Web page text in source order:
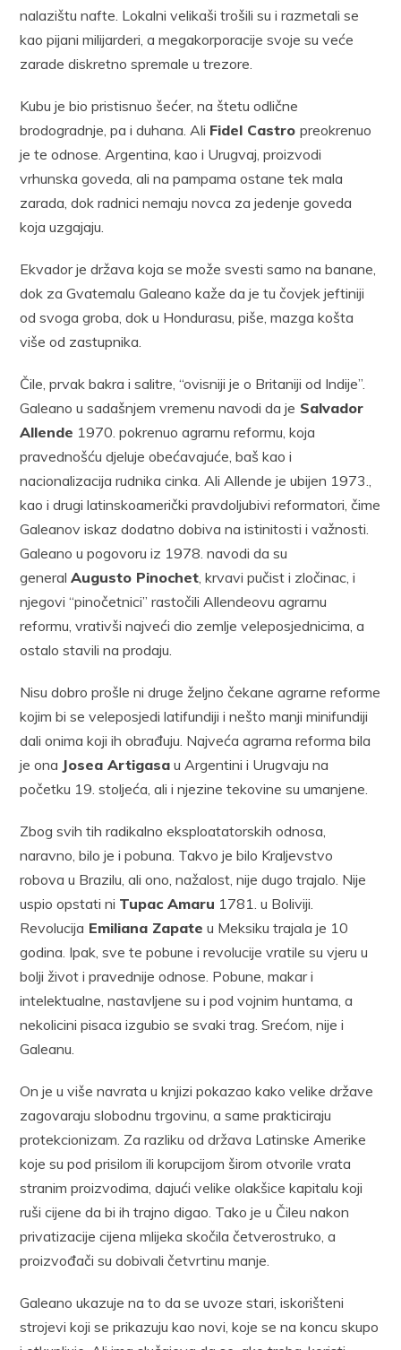
nalazištu nafte. Lokalni velikaši trošili su i razmetali se
kao pijani milijarderi, a megakorporacije svoje su veće
zarade diskretno spremale u trezore.
Kubu je bio pristisnuo šećer, na štetu odlične
brodogradnje, pa i duhana. Ali Fidel Castropreokrenuo
je te odnose. Argentina, kao i Urugvaj, proizvodi
vrhunska goveda, ali na pampama ostane tek mala
zarada, dok radnici nemaju novca za jedenje goveda
koja uzgajaju.
Ekvador je država koja se može svesti samo na banane,
dok za Gvatemalu Galeano kaže da je tu čovjek jeftiniji
od svoga groba, dok u Hondurasu, piše, mazga košta
više od zastupnika.
Čile, prvak bakra i salitre, “ovisniji je o Britaniji od Indije”.
Galeano u sadašnjem vremenu navodi da je Salvador
Allende 1970. pokrenuo agrarnu reformu, koja
pravednošću djeluje obećavajuće, baš kao i
nacionalizacija rudnika cinka. Ali Allende je ubijen 1973.,
kao i drugi latinskoamerički pravdoljubivi reformatori, čime
Galeanov iskaz dodatno dobiva na istinitosti i važnosti.
Galeano u pogovoru iz 1978. navodi da su
generalAugusto Pinochet , krvavi pučist i zločinac, i
njegovi “pinočetnici” rastočili Allendeovu agrarnu
reformu, vrativši najveći dio zemlje veleposjednicima, a
ostalo stavili na prodaju.
Nisu dobro prošle ni druge željno čekane agrarne reforme
kojim bi se veleposjedi latifundiji i nešto manji minifundiji
dali onima koji ih obrađuju. Najveća agrarna reforma bila
je ona Josea Artigasa u Argentini i Urugvaju na
početku 19. stoljeća, ali i njezine tekovine su umanjene.
Zbog svih tih radikalno eksploatatorskih odnosa,
naravno, bilo je i pobuna. Takvo je bilo Kraljevstvo
robova u Brazilu, ali ono, nažalost, nije dugo trajalo. Nije
uspio opstati ni Tupac Amaru 1781. u Boliviji.
Revolucija Emiliana Zapate u Meksiku trajala je 10
godina. Ipak, sve te pobune i revolucije vratile su vjeru u
bolji život i pravednije odnose. Pobune, makar i
intelektualne, nastavljene su i pod vojnim huntama, a
nekolicini pisaca izgubio se svaki trag. Srećom, nije i
Galeanu.
On je u više navrata u knjizi pokazao kako velike države
zagovaraju slobodnu trgovinu, a same prakticiraju
protekcionizam. Za razliku od država Latinske Amerike
koje su pod prisilom ili korupcijom širom otvorile vrata
stranim proizvodima, dajući velike olakšice kapitalu koji
ruši cijene da bi ih trajno digao. Tako je u Čileu nakon
privatizacije cijena mlijeka skočila četverostruko, a
proizvođači su dobivali četvrtinu manje.
Galeano ukazuje na to da se uvoze stari, iskorišteni
strojevi koji se prikazuju kao novi, koje se na koncu skupo